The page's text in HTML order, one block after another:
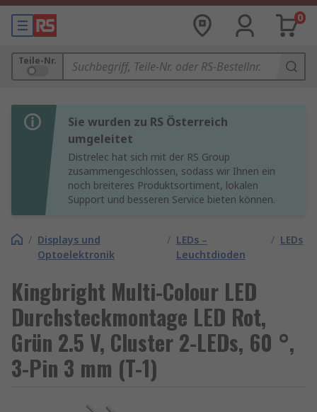
0
Teile-Nr.
Sie wurden zu RS Österreich
umgeleitet
Distrelec hat sich mit der RS Group
zusammengeschlossen, sodass wir Ihnen ein
noch breiteres Produktsortiment, lokalen
Support und besseren Service bieten können.
/ Displays und
Optoelektronik
/ LEDs –
Leuchtdioden
/ LEDs
Kingbright Multi-Colour LED
Durchsteckmontage LED Rot,
Grün 2.5 V, Cluster 2-LEDs, 60 °,
3-Pin 3 mm (T-1)